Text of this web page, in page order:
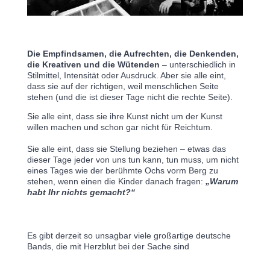
Die Empfindsamen, die Aufrechten, die Denkenden,
die Kreativen und die Wütenden – unterschiedlich in
Stilmittel, Intensität oder Ausdruck. Aber sie alle eint,
dass sie auf der richtigen, weil menschlichen Seite
stehen (und die ist dieser Tage nicht die rechte Seite).
Sie alle eint, dass sie ihre Kunst nicht um der Kunst
willen machen und schon gar nicht für Reichtum.
Sie alle eint, dass sie Stellung beziehen – etwas das
dieser Tage jeder von uns tun kann, tun muss, um nicht
eines Tages wie der berühmte Ochs vorm Berg zu
stehen, wenn einen die Kinder danach fragen: „Warum
habt Ihr nichts gemacht?“
Es gibt derzeit so unsagbar viele großartige deutsche
Bands, die mit Herzblut bei der Sache sind